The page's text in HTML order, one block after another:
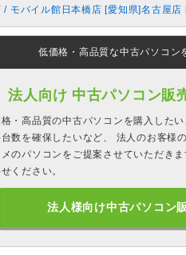
/ モバイル館日本橋店 [愛知県]名古屋店
低価格・高品質な中古パソコン
法人向け 中古パソコン販
・高品質の中古パソコンを購入した
数を確保したいなど、 法人のお客様
のパソコンをご提案させていただき
ください。
法人様向け中古パソコン